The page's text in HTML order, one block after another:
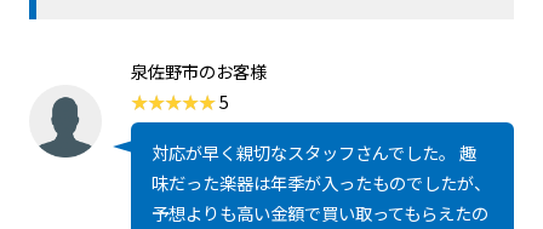
泉佐野市のお客様
5
対応が早く親切なスタッフさんでした。 趣
味だった楽器は年季が入ったものでしたが、
予想よりも高い金額で買い取ってもらえたの